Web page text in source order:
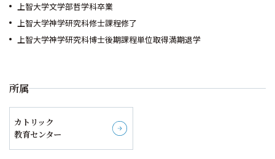
上智大学文学部哲学科卒業
上智大学神学研究科修士課程修了
上智大学神学研究科博士後期課程単位取得満期退学
所属
カトリック
教育センター